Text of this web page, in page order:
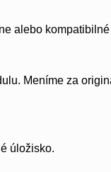
alebo kompatibilné
Meníme za
úložisko.